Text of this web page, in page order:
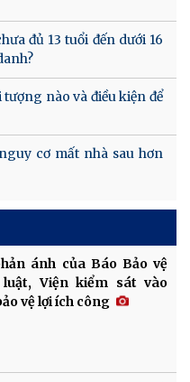
đủ 13 tuổi đến dưới 16
nào và điều kiện để
cơ mất nhà sau hơn
ánh của Báo Bảo vệ
luật, Viện kiểm sát vào
vệ lợi ích công